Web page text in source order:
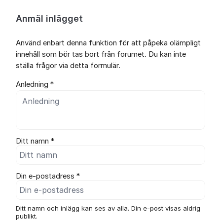
Anmäl inlägget
Använd enbart denna funktion för att påpeka olämpligt
innehåll som bör tas bort från forumet. Du kan inte
ställa frågor via detta formulär.
Anledning *
Ditt namn *
Din e-postadress *
Ditt namn och inlägg kan ses av alla. Din e-post visas aldrig
publikt.